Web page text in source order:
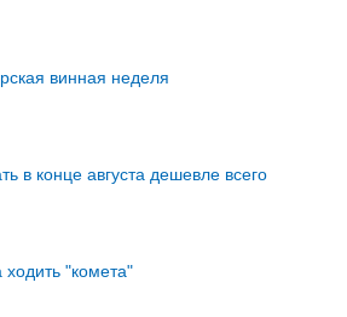
винная неделя
в конце августа дешевле всего
"комета"